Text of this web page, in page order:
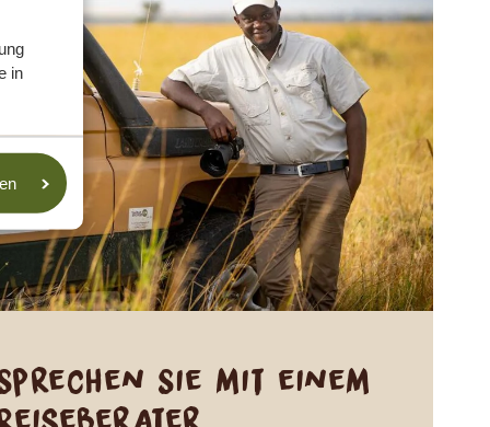
in
Sie mit einem